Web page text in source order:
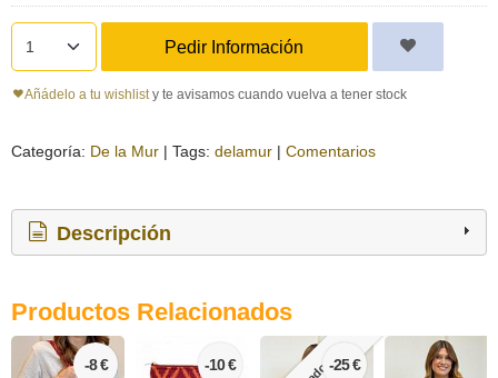
Pedir Información
Añádelo a tu wishlist y te avisamos cuando vuelva a tener stock
Categoría: De la Mur | Tags: delamur | Comentarios
Descripción
Productos Relacionados
-8 € -10 € -25 €